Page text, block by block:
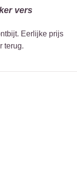
vers
Eerlijke prijs
terug.